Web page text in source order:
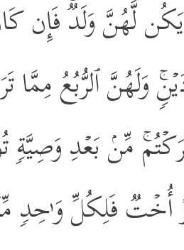
لَّهُنَّ وَلَدࣱۚ فَإِن
وَلَهُنَّ ٱلرُّبُعُ مِمَّا
مِّنۢ بَعۡدِ وَصِیَّةࣲ
أُخۡتࣱ فَلِكُلِّ وَ ٰ⁠حِدࣲ